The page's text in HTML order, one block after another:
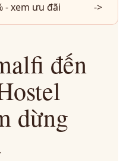
- xem ưu đãi ->
đến
dừng